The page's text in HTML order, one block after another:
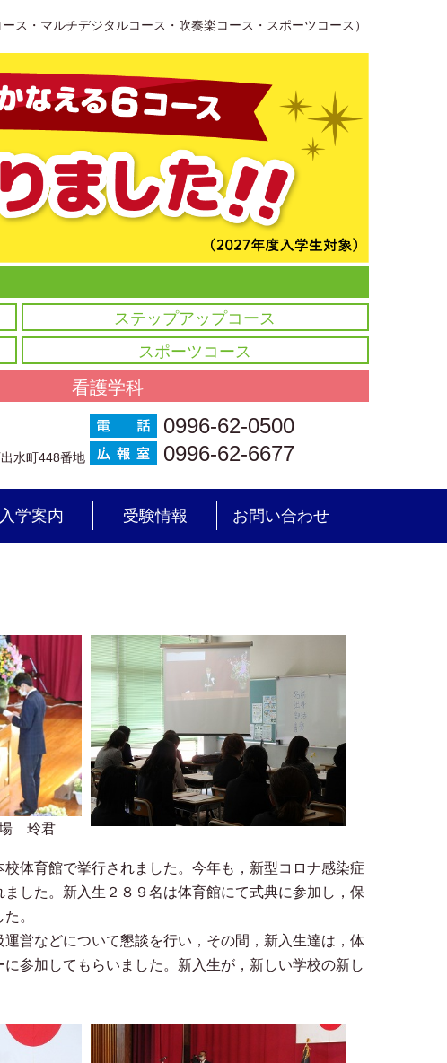
・マルチデジタルコース・吹奏楽コース・スポーツコース）
ステップアップコース
スポーツコース
看護学科
水町448番地
0996-62-0500
0996-62-6677
入学案内 受験情報 お問い合わせ
玲君
体育館で挙行されました。今年も，新型コロナ感染症
した。新入生２８９名は体育館にて式典に参加し，保
。
営などについて懇談を行い，その間，新入生達は，体
参加してもらいました。新入生が，新しい学校の新し